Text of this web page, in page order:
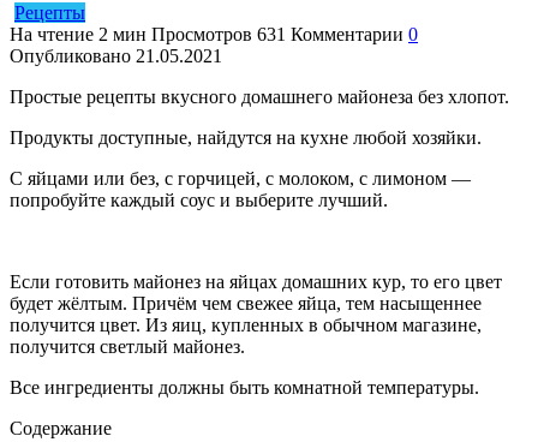
Рецепты
На чтение 2 мин Просмотров 631 Комментарии 0
Опубликовано 21.05.2021
Простые рецепты вкусного домашнего майонеза без хлопот.
Продукты доступные, найдутся на кухне любой хозяйки.
С яйцами или без, с горчицей, с молоком, с лимоном —
попробуйте каждый соус и выберите лучший.
Если готовить майонез на яйцах домашних кур, то его цвет
будет жёлтым. Причём чем свежее яйца, тем насыщеннее
получится цвет. Из яиц, купленных в обычном магазине,
получится светлый майонез.
Все ингредиенты должны быть комнатной температуры.
Содержание